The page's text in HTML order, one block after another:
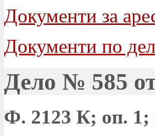
Документи за
Документи по
Дело № 585
Ф. 2123 К; оп. 1;